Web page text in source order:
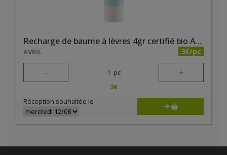
Recharge de baume à lèvres 4gr certifié bio Avril
AVRIL 3€/pc
- 1 pc +
3€
Réception souhaitée le